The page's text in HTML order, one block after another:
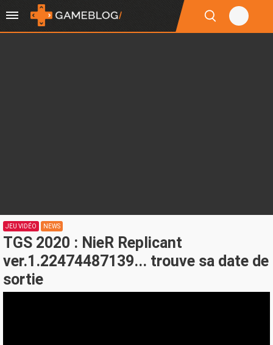
JEU VIDÉO NEWS
TGS 2020 : NieR Replicant
ver.1.22474487139... trouve sa date de
sortie